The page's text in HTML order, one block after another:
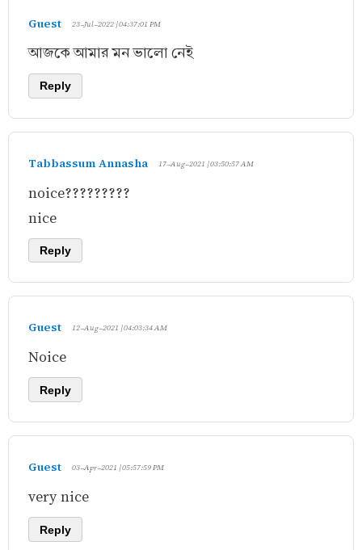
Guest 23-Jul-2022 | 04:37:01 PM
আজকে আমার মন ভালো নেই
Reply
Tabbassum Annasha 17-Aug-2021 | 03:50:57 AM
noice?????????
nice
Reply
Guest 12-Aug-2021 | 04:03:34 AM
Noice
Reply
Guest 03-Apr-2021 | 05:57:59 PM
very nice
Reply